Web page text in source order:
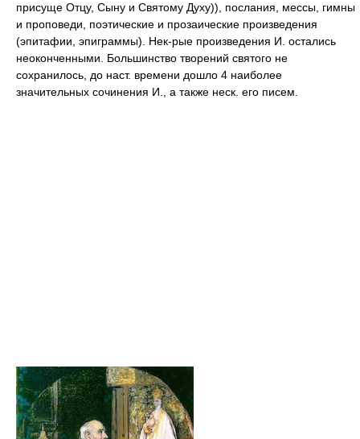
присуще Отцу, Сыну и Святому Духу)), послания, мессы, гимны
и проповеди, поэтические и прозаические произведения
(эпитафии, эпиграммы). Нек-рые произведения И. остались
неоконченными. Большинство творений святого не
сохранилось, до наст. времени дошло 4 наиболее
значительных сочинения И., а также неск. его писем.